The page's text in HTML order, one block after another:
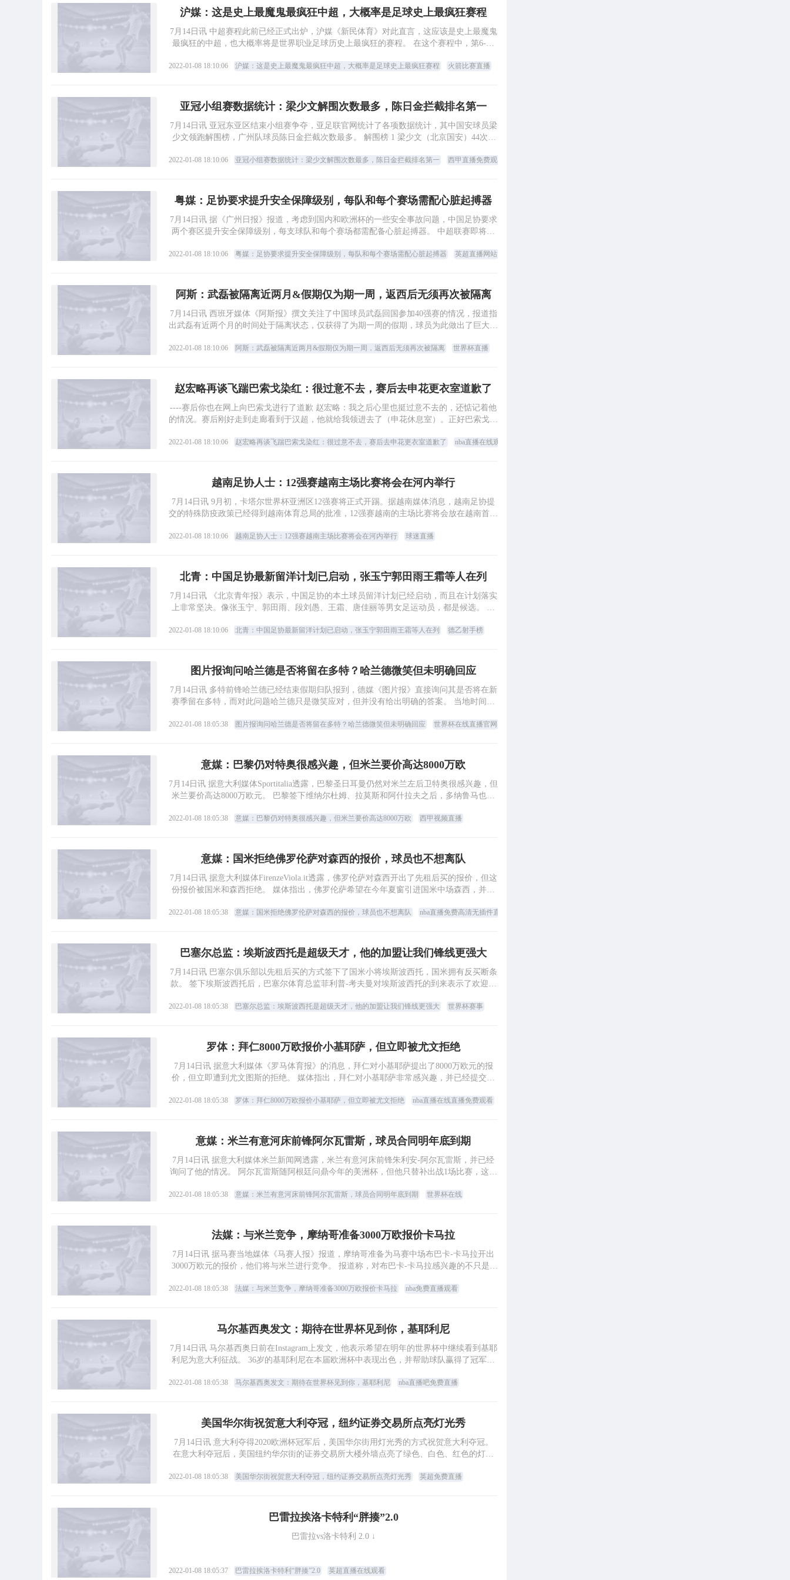
沪媒：这是史上最魔鬼最疯狂中超，大概率是足球史上最疯狂赛程
7月14日讯 中超赛程此前已经正式出炉，沪媒《新民体育》对此直言，这应该是史上最魔鬼
最疯狂的中超，也大概率将是世界职业足球历史上最疯狂的赛程。 在这个赛程中，第6-14
2022-01-08 18:10:06 沪媒：这是史上最魔鬼最疯狂中超，大概率是足球史上最疯狂赛程 火箭比赛直播
亚冠小组赛数据统计：梁少文解围次数最多，陈日金拦截排名第一
7月14日讯 亚冠东亚区结束小组赛争夺，亚足联官网统计了各项数据统计，其中国安球员梁
少文领跑解围榜，广州队球员陈日金拦截次数最多。 解围榜 1 梁少文（北京国安）44次 2
2022-01-08 18:10:06 亚冠小组赛数据统计：梁少文解围次数最多，陈日金拦截排名第一 西甲直播免费观看
粤媒：足协要求提升安全保障级别，每队和每个赛场需配心脏起搏器
7月14日讯 据《广州日报》报道，考虑到国内和欧洲杯的一些安全事故问题，中国足协要求
两个赛区提升安全保障级别，每支球队和每个赛场都需配备心脏起搏器。 中超联赛即将重
2022-01-08 18:10:06 粤媒：足协要求提升安全保障级别，每队和每个赛场需配心脏起搏器 英超直播网站
阿斯：武磊被隔离近两月&假期仅为期一周，返西后无须再次被隔离
7月14日讯 西班牙媒体《阿斯报》撰文关注了中国球员武磊回国参加40强赛的情况，报道指
出武磊有近两个月的时间处于隔离状态，仅获得了为期一周的假期，球员为此做出了巨大牺
2022-01-08 18:10:06 阿斯：武磊被隔离近两月&假期仅为期一周，返西后无须再次被隔离 世界杯直播
赵宏略再谈飞踹巴索戈染红：很过意不去，赛后去申花更衣室道歉了
----赛后你也在网上向巴索戈进行了道歉 赵宏略：我之后心里也挺过意不去的，还惦记着他
的情况。赛后刚好走到走廊看到于汉超，他就给我领进去了（申花休息室）。正好巴索戈在
2022-01-08 18:10:06 赵宏略再谈飞踹巴索戈染红：很过意不去，赛后去申花更衣室道歉了 nba直播在线观看免费
越南足协人士：12强赛越南主场比赛将会在河内举行
7月14日讯 9月初，卡塔尔世界杯亚洲区12强赛将正式开踢。据越南媒体消息，越南足协提
交的特殊防疫政策已经得到越南体育总局的批准，12强赛越南的主场比赛将会放在越南首都
2022-01-08 18:10:06 越南足协人士：12强赛越南主场比赛将会在河内举行 球迷直播
北青：中国足协最新留洋计划已启动，张玉宁郭田雨王霜等人在列
7月14日讯 《北京青年报》表示，中国足协的本土球员留洋计划已经启动，而且在计划落实
上非常坚决。像张玉宁、郭田雨、段刘愚、王霜、唐佳丽等男女足运动员，都是候选。 北
2022-01-08 18:10:06 北青：中国足协最新留洋计划已启动，张玉宁郭田雨王霜等人在列 德乙射手榜
图片报询问哈兰德是否将留在多特？哈兰德微笑但未明确回应
7月14日讯 多特前锋哈兰德已经结束假期归队报到，德媒《图片报》直接询问其是否将在新
赛季留在多特，而对此问题哈兰德只是微笑应对，但并没有给出明确的答案。 当地时间本
2022-01-08 18:05:38 图片报询问哈兰德是否将留在多特？哈兰德微笑但未明确回应 世界杯在线直播官网
意媒：巴黎仍对特奥很感兴趣，但米兰要价高达8000万欧
7月14日讯 据意大利媒体Sportitalia透露，巴黎圣日耳曼仍然对米兰左后卫特奥很感兴趣，但
米兰要价高达8000万欧元。 巴黎签下维纳尔杜姆、拉莫斯和阿什拉夫之后，多纳鲁马也将
2022-01-08 18:05:38 意媒：巴黎仍对特奥很感兴趣，但米兰要价高达8000万欧 西甲视频直播
意媒：国米拒绝佛罗伦萨对森西的报价，球员也不想离队
7月14日讯 据意大利媒体FirenzeViola.it透露，佛罗伦萨对森西开出了先租后买的报价，但这
份报价被国米和森西拒绝。 媒体指出，佛罗伦萨希望在今年夏窗引进国米中场森西，并已
2022-01-08 18:05:38 意媒：国米拒绝佛罗伦萨对森西的报价，球员也不想离队 nba直播免费高清无插件直播
巴塞尔总监：埃斯波西托是超级天才，他的加盟让我们锋线更强大
7月14日讯 巴塞尔俱乐部以先租后买的方式签下了国米小将埃斯波西托，国米拥有反买断条
款。 签下埃斯波西托后，巴塞尔体育总监菲利普-考夫曼对埃斯波西托的到来表示了欢迎。
2022-01-08 18:05:38 巴塞尔总监：埃斯波西托是超级天才，他的加盟让我们锋线更强大 世界杯赛事
罗体：拜仁8000万欧报价小基耶萨，但立即被尤文拒绝
7月14日讯 据意大利媒体《罗马体育报》的消息，拜仁对小基耶萨提出了8000万欧元的报
价，但立即遭到尤文图斯的拒绝。 媒体指出，拜仁对小基耶萨非常感兴趣，并已经提交了
2022-01-08 18:05:38 罗体：拜仁8000万欧报价小基耶萨，但立即被尤文拒绝 nba直播在线直播免费观看
意媒：米兰有意河床前锋阿尔瓦雷斯，球员合同明年底到期
7月14日讯 据意大利媒体米兰新闻网透露，米兰有意河床前锋朱利安-阿尔瓦雷斯，并已经
询问了他的情况。 阿尔瓦雷斯随阿根廷问鼎今年的美洲杯，但他只替补出战1场比赛，这位
2022-01-08 18:05:38 意媒：米兰有意河床前锋阿尔瓦雷斯，球员合同明年底到期 世界杯在线
法媒：与米兰竞争，摩纳哥准备3000万欧报价卡马拉
7月14日讯 据马赛当地媒体《马赛人报》报道，摩纳哥准备为马赛中场布巴卡-卡马拉开出
3000万欧元的报价，他们将与米兰进行竞争。 报道称，对布巴卡-卡马拉感兴趣的不只是A
2022-01-08 18:05:38 法媒：与米兰竞争，摩纳哥准备3000万欧报价卡马拉 nba免费直播观看
马尔基西奥发文：期待在世界杯见到你，基耶利尼
7月14日讯 马尔基西奥日前在Instagram上发文，他表示希望在明年的世界杯中继续看到基耶
利尼为意大利征战。 36岁的基耶利尼在本届欧洲杯中表现出色，并帮助球队赢得了冠军，
2022-01-08 18:05:38 马尔基西奥发文：期待在世界杯见到你，基耶利尼 nba直播吧免费直播
美国华尔街祝贺意大利夺冠，纽约证券交易所点亮灯光秀
7月14日讯 意大利夺得2020欧洲杯冠军后，美国华尔街用灯光秀的方式祝贺意大利夺冠。
在意大利夺冠后，美国纽约华尔街的证券交易所大楼外墙点亮了绿色、白色、红色的灯光
2022-01-08 18:05:38 美国华尔街祝贺意大利夺冠，纽约证券交易所点亮灯光秀 英超免费直播
巴雷拉挨洛卡特利“胖揍”2.0
巴雷拉vs洛卡特利 2.0 ↓
2022-01-08 18:05:37 巴雷拉挨洛卡特利“胖揍”2.0 英超直播在线观看